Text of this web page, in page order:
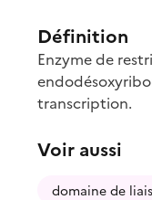
Définition
Enzyme de
transcription.
Voir aussi
domaine de